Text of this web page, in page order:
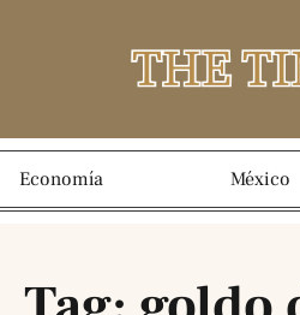
Economía México